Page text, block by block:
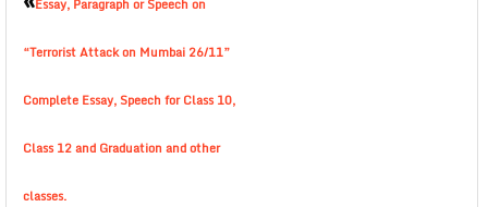
Essay, Paragraph or Speech on
“Terrorist Attack on Mumbai 26/11”
Complete Essay, Speech for Class 10,
Class 12 and Graduation and other
classes.